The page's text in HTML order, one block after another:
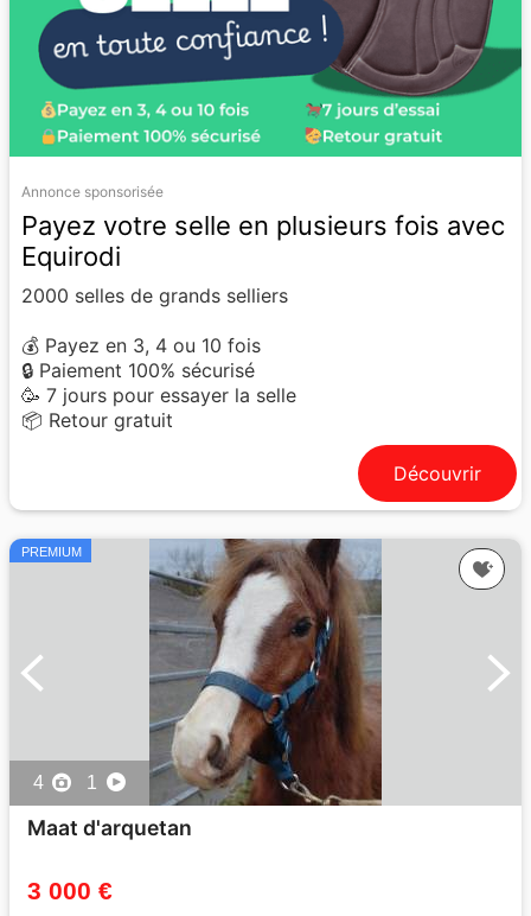
Annonce sponsorisée
Payez votre selle en plusieurs fois avec
Equirodi
2000 selles de grands selliers
💰 Payez en 3, 4 ou 10 fois
🔒 Paiement 100% sécurisé
🥳 7 jours pour essayer la selle
📦 Retour gratuit
Découvrir
PREMIUM
4 1
Maat d'arquetan
3 000 €